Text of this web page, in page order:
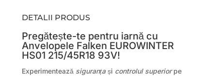
DETALII PRODUS
Pregătește-te pentru iarnă cu
Anvelopele Falken EUROWINTER
HS01 215/45R18 93V!
Experimentează siguranțași controlul superiorpe